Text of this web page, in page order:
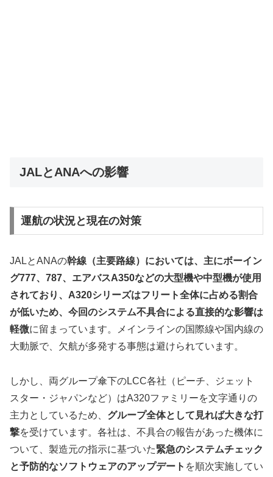
JALとANAへの影響
運航の状況と現在の対策
JALとANAの幹線（主要路線）においては、主にボーイン
グ777、787、エアバスA350などの大型機や中型機が使用
されており、A320シリーズはフリート全体に占める割合
が低いため、今回のシステム不具合による直接的な影響は
軽微に留まっています。メインラインの国際線や国内線の
大動脈で、欠航が多発する事態は避けられています。
しかし、両グループ傘下のLCC各社（ピーチ、ジェット
スター・ジャパンなど）はA320ファミリーを文字通りの
主力としているため、 グループ全体として見れば大きな打
撃を受けています。各社は、不具合の報告があった機体に
ついて、製造元の指示に基づいた緊急のシステムチェック
と予防的なソフトウェアのアップデート を順次実施してい